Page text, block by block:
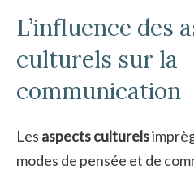
L’influence des
culturels sur la
communication
Les aspects culturels
modes de pensée et de